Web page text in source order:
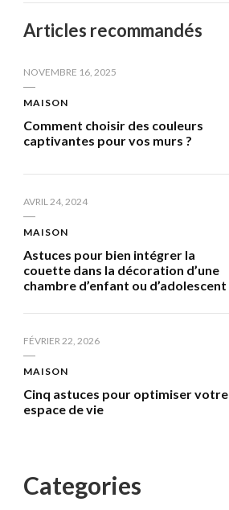
Articles recommandés
NOVEMBRE 16, 2025
MAISON
Comment choisir des couleurs
captivantes pour vos murs ?
AVRIL 24, 2024
MAISON
Astuces pour bien intégrer la
couette dans la décoration d’une
chambre d’enfant ou d’adolescent
FÉVRIER 22, 2026
MAISON
Cinq astuces pour optimiser votre
espace de vie
Categories